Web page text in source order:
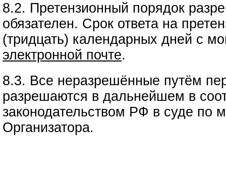
8.2. Претензионный порядок
обязателен. Срок ответа на
(тридцать) календарных дней с
электронной почте.
8.3. Все неразрешённые путём
разрешаются в дальнейшем в
законодательством РФ в суде по
Организатора.